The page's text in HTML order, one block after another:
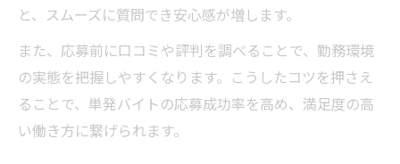
と、スムーズに質問でき安心感が増します。
また、応募前に口コミや評判を調べることで、勤務環境
の実態を把握しやすくなります。こうしたコツを押さえ
ることで、単発バイトの応募成功率を高め、満足度の高
い働き方に繋げられます。